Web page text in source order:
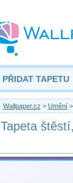
PŘIDAT TAPETU
Wallpaper.cz > Umění>
Tapeta